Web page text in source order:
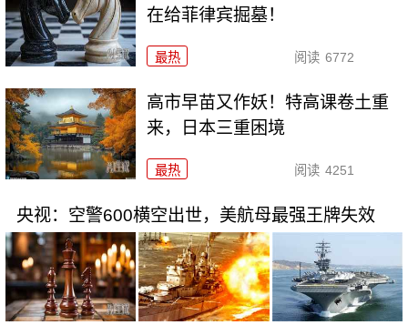
在给菲律宾掘墓！
最热 阅读 6772
高市早苗又作妖！特高课卷土重
来，日本三重困境
最热 阅读 4251
央视：空警600横空出世，美航母最强王牌失效